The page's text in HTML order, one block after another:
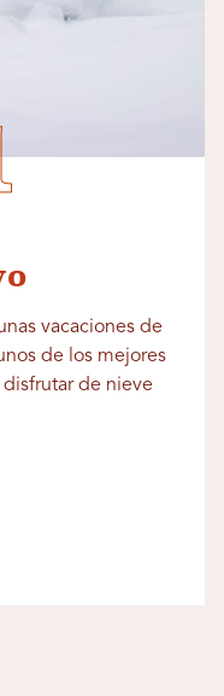
vacaciones de
de los mejores
de nieve